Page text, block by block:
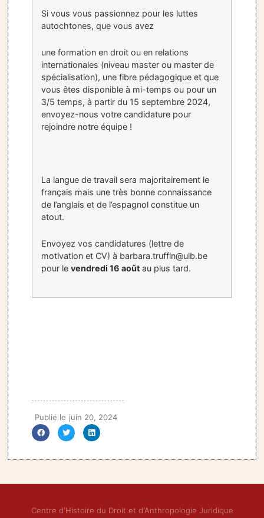
Si vous vous passionnez pour les luttes
autochtones, que vous avez
une formation en droit ou en relations
internationales (niveau master ou master de
spécialisation), une fibre pédagogique et que
vous êtes disponible à mi-temps ou pour un
3/5 temps, à partir du 15 septembre 2024,
envoyez-nous votre candidature pour
rejoindre notre équipe !
La langue de travail sera majoritairement le
français mais une très bonne connaissance
de l’anglais et de l’espagnol constitue un
atout.
Envoyez vos candidatures (lettre de
motivation et CV) à barbara.truffin@ulb.be
pour levendredi 16 aoûtau plus tard.
Publié le juin 20, 2024
Centre d'Histoire du Droit et d'Anthropologie Juridique